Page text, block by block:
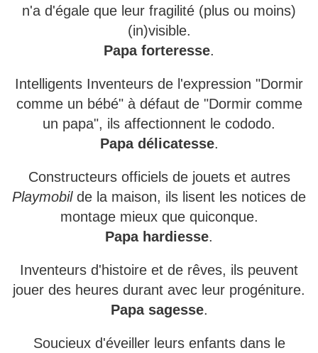
n'a d'égale que leur fragilité (plus ou moins)
(in)visible.
Papa forteresse.
Intelligents Inventeurs de l'expression "Dormir
comme un bébé" à défaut de "Dormir comme
un papa", ils affectionnent le cododo.
Papa délicatesse.
Constructeurs officiels de jouets et autres
Playmobil de la maison, ils lisent les notices de
montage mieux que quiconque.
Papa hardiesse.
Inventeurs d'histoire et de rêves, ils peuvent
jouer des heures durant avec leur progéniture.
Papa sagesse.
Soucieux d'éveiller leurs enfants dans le